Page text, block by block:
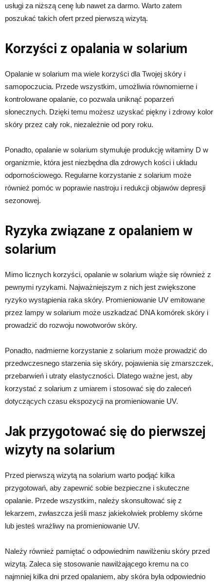
usługi za niższą cenę lub nawet za darmo. Warto zatem
poszukać takich ofert przed pierwszą wizytą.
Korzyści z opalania w solarium
Opalanie w solarium ma wiele korzyści dla Twojej skóry i
samopoczucia. Przede wszystkim, umożliwia równomierne i
kontrolowane opalanie, co pozwala uniknąć poparzeń
słonecznych. Dzięki temu możesz uzyskać piękny i zdrowy kolor
skóry przez cały rok, niezależnie od pory roku.
Ponadto, opalanie w solarium stymuluje produkcję witaminy D w
organizmie, która jest niezbędna dla zdrowych kości i układu
odpornościowego. Regularne korzystanie z solarium może
również pomóc w poprawie nastroju i redukcji objawów depresji
sezonowej.
Ryzyka związane z opalaniem w
solarium
Mimo licznych korzyści, opalanie w solarium wiąże się również z
pewnymi ryzykami. Najważniejszym z nich jest zwiększone
ryzyko wystąpienia raka skóry. Promieniowanie UV emitowane
przez lampy w solarium może uszkadzać DNA komórek skóry i
prowadzić do rozwoju nowotworów skóry.
Ponadto, nadmierne korzystanie z solarium może prowadzić do
przedwczesnego starzenia się skóry, pojawienia się zmarszczek,
przebarwień i utraty elastyczności. Dlatego ważne jest, aby
korzystać z solarium z umiarem i stosować się do zaleceń
dotyczących czasu ekspozycji na promieniowanie UV.
Jak przygotować się do pierwszej
wizyty na solarium
Przed pierwszą wizytą na solarium warto podjąć kilka
przygotowań, aby zapewnić sobie bezpieczne i skuteczne
opalanie. Przede wszystkim, należy skonsultować się z
lekarzem, zwłaszcza jeśli masz jakiekolwiek problemy skórne
lub jesteś wrażliwy na promieniowanie UV.
Należy również pamiętać o odpowiednim nawilżeniu skóry przed
wizytą. Zaleca się stosowanie nawilżającego kremu na co
najmniej kilka dni przed opalaniem, aby skóra była odpowiednio